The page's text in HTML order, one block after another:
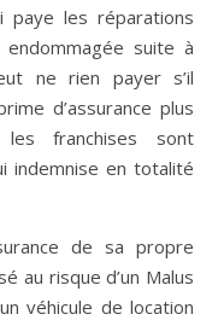
paye les réparations
suite à
ne rien payer s’il
d’assurance plus
franchises sont
indemnise en totalité
de sa propre
au risque d’un Malus
véhicule de location